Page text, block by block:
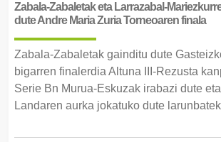
Zabala-Zabaletak eta Larrazabal-
dute Andre Maria Zuria Torneoaren finala
Zabala-Zabaletak gainditu dute
bigarren finalerdia Altuna III-Rezusta
Serie Bn Murua-Eskuzak irabazi dute
Landaren aurka jokatuko dute